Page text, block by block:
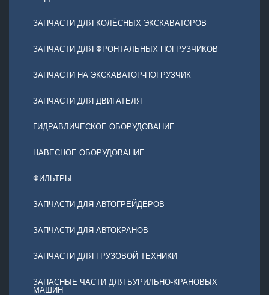
ЗАПЧАСТИ ДЛЯ КОЛЁСНЫХ ЭКСКАВАТОРОВ
ЗАПЧАСТИ ДЛЯ ФРОНТАЛЬНЫХ ПОГРУЗЧИКОВ
ЗАПЧАСТИ НА ЭКСКАВАТОР-ПОГРУЗЧИК
ЗАПЧАСТИ ДЛЯ ДВИГАТЕЛЯ
ГИДРАВЛИЧЕСКОЕ ОБОРУДОВАНИЕ
НАВЕСНОЕ ОБОРУДОВАНИЕ
ФИЛЬТРЫ
ЗАПЧАСТИ ДЛЯ АВТОГРЕЙДЕРОВ
ЗАПЧАСТИ ДЛЯ АВТОКРАНОВ
ЗАПЧАСТИ ДЛЯ ГРУЗОВОЙ ТЕХНИКИ
ЗАПАСНЫЕ ЧАСТИ ДЛЯ БУРИЛЬНО-КРАНОВЫХ
МАШИН